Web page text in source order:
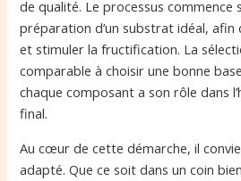
de qualité. Le processus commence
préparation d’un substrat idéal, afin
et stimuler la fructification. La
comparable à choisir une bonne
chaque composant a son rôle dans
final.
Au cœur de cette démarche, il
adapté. Que ce soit dans un coin